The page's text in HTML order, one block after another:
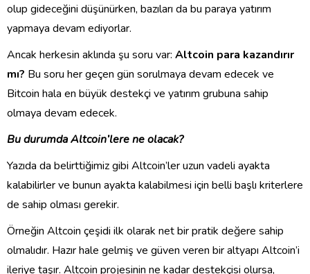
olup gideceğini düşünürken, bazıları da bu paraya yatırım
yapmaya devam ediyorlar.
Ancak herkesin aklında şu soru var: Altcoin para kazandırır
mı? Bu soru her geçen gün sorulmaya devam edecek ve
Bitcoin hala en büyük destekçi ve yatırım grubuna sahip
olmaya devam edecek.
Bu durumda Altcoin’lere ne olacak?
Yazıda da belirttiğimiz gibi Altcoin’ler uzun vadeli ayakta
kalabilirler ve bunun ayakta kalabilmesi için belli başlı kriterlere
de sahip olması gerekir.
Örneğin Altcoin çeşidi ilk olarak net bir pratik değere sahip
olmalıdır. Hazır hale gelmiş ve güven veren bir altyapı Altcoin’i
ileriye taşır. Altcoin projesinin ne kadar destekçisi olursa,